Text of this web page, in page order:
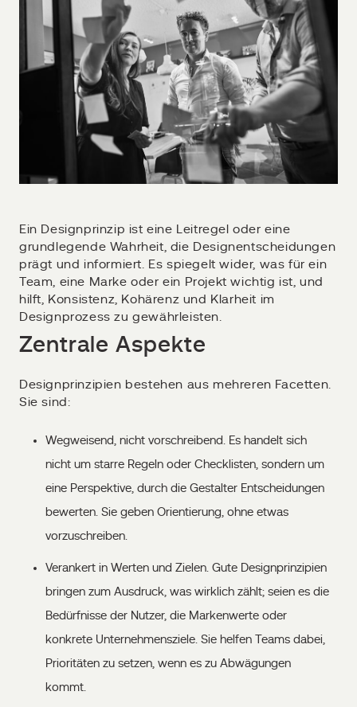
Ein Designprinzip ist eine Leitregel oder eine
grundlegende Wahrheit, die Designentscheidungen
prägt und informiert. Es spiegelt wider, was für ein
Team, eine Marke oder ein Projekt wichtig ist, und
hilft, Konsistenz, Kohärenz und Klarheit im
Designprozess zu gewährleisten.
Zentrale Aspekte
Designprinzipien bestehen aus mehreren Facetten.
Sie sind:
Wegweisend, nicht vorschreibend. Es handelt sich
nicht um starre Regeln oder Checklisten, sondern um
eine Perspektive, durch die Gestalter Entscheidungen
bewerten. Sie geben Orientierung, ohne etwas
vorzuschreiben.
Verankert in Werten und Zielen. Gute Designprinzipien
bringen zum Ausdruck, was wirklich zählt; seien es die
Bedürfnisse der Nutzer, die Markenwerte oder
konkrete Unternehmensziele. Sie helfen Teams dabei,
Prioritäten zu setzen, wenn es zu Abwägungen
kommt.